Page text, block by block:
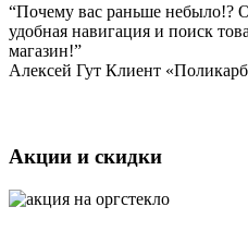
“Почему вас раньше небыло!?
удобная навигация и поиск
магазин!”
Алексей Гут Клиент
Акции и скидки